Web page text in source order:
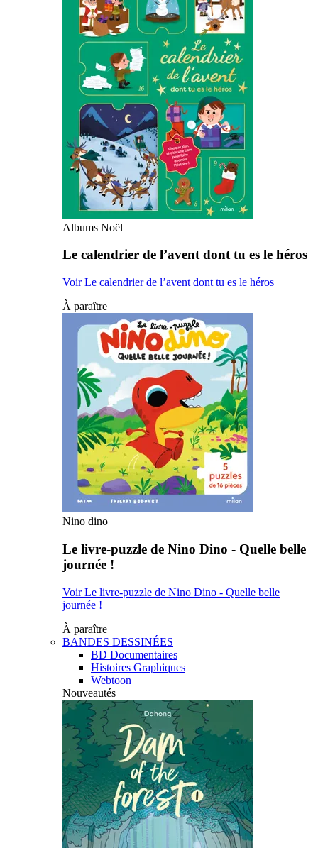
Albums Noël
Le calendrier de l’avent dont tu es le héros
Voir Le calendrier de l’avent dont tu es le héros
À paraître
Nino dino
Le livre-puzzle de Nino Dino - Quelle belle
journée !
Voir Le livre-puzzle de Nino Dino - Quelle belle
journée !
À paraître
BANDES DESSINÉES
BD Documentaires
Histoires Graphiques
Webtoon
Nouveautés